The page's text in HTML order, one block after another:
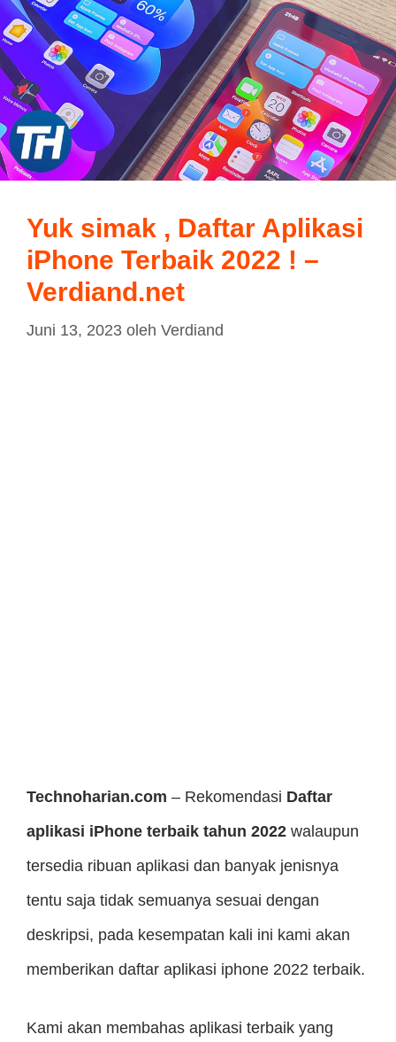
Yuk simak , Daftar Aplikasi
iPhone Terbaik 2022 ! –
Verdiand.net
Juni 13, 2023 oleh Verdiand
Technoharian.com – Rekomendasi Daftar
aplikasi iPhone terbaik tahun 2022 walaupun
tersedia ribuan aplikasi dan banyak jenisnya
tentu saja tidak semuanya sesuai dengan
deskripsi, pada kesempatan kali ini kami akan
memberikan daftar aplikasi iphone 2022 terbaik.
Kami akan membahas aplikasi terbaik yang